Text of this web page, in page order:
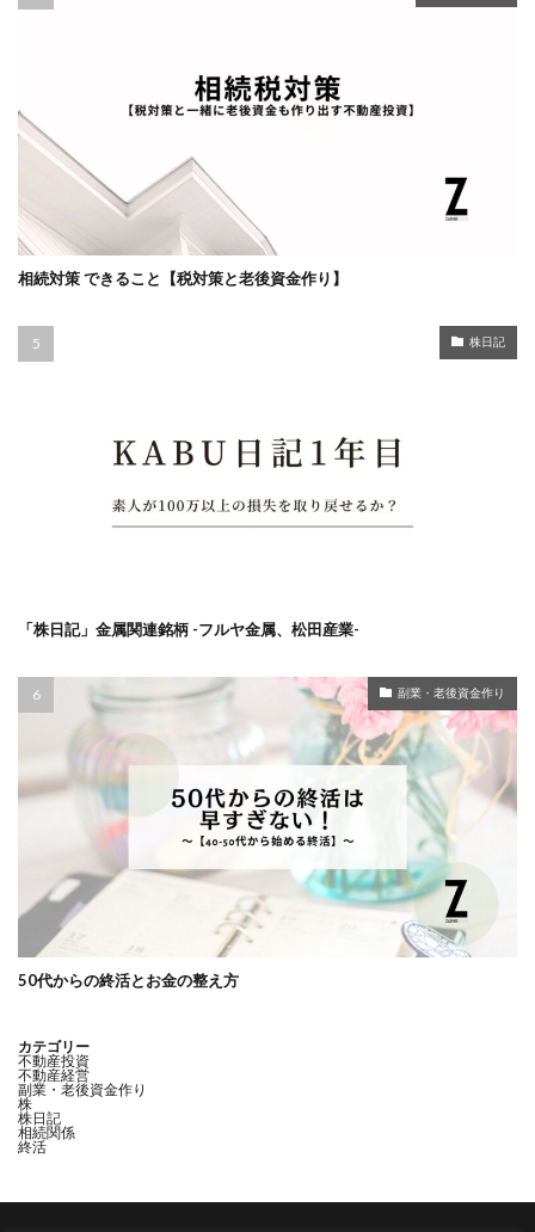
相続対策 できること【税対策と老後資金作り】
株日記
「株日記」金属関連銘柄 -フルヤ金属、松田産業-
副業・老後資金作り
50代からの終活とお金の整え方
カテゴリー
不動産投資
不動産経営
副業・老後資金作り
株
株日記
相続関係
終活